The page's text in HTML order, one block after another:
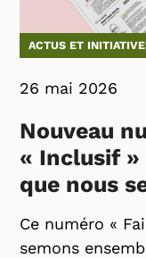
ACTUS ET
26 mai 2026
Nouveau
« Inclusif »
que nous
Ce numéro «
semons